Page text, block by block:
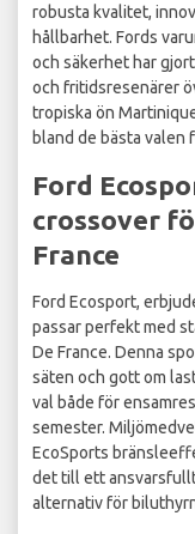
robusta kvalitet,
hållbarhet. Fords
och säkerhet har
och fritidsresenärer
tropiska ön
bland de bästa valen
Ford
crossover
France
Ford Ecosport,
passar perfekt med
De France. Denna
säten och gott om
val både för
semester.
EcoSports
det till ett
alternativ för